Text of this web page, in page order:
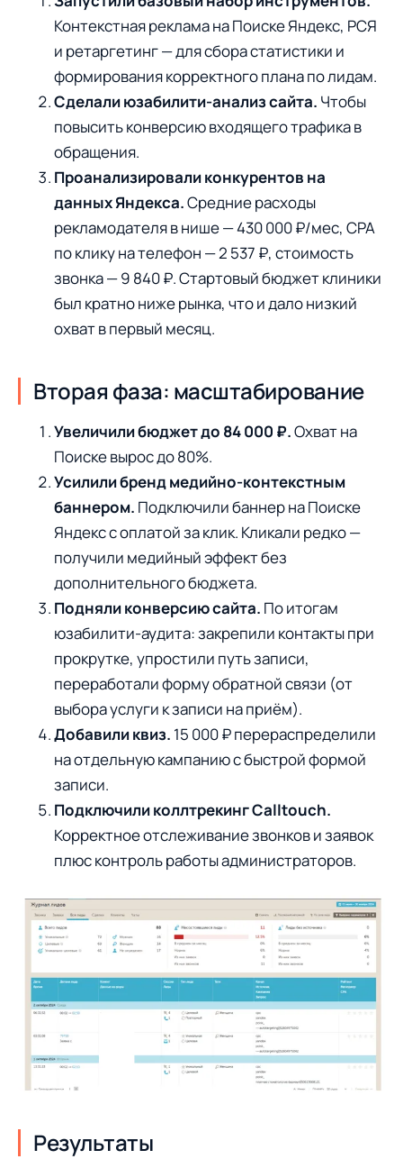
Контекстная реклама на Поиске Яндекс, РСЯ
и ретаргетинг — для сбора статистики и
формирования корректного плана по лидам.
Сделали юзабилити-анализ сайта. Чтобы
повысить конверсию входящего трафика в
обращения.
Проанализировали конкурентов на
данных Яндекса.Средние расходы
рекламодателя в нише — 430 000 ₽/мес, CPA
по клику на телефон — 2 537 ₽, стоимость
звонка — 9 840 ₽. Стартовый бюджет клиники
был кратно ниже рынка, что и дало низкий
охват в первый месяц.
Вторая фаза: масштабирование
Увеличили бюджет до 84 000 ₽.Охват на
Поиске вырос до 80%.
Усилили бренд медийно-контекстным
баннером. Подключили баннер на Поиске
Яндекс с оплатой за клик. Кликали редко —
получили медийный эффект без
дополнительного бюджета.
Подняли конверсию сайта. По итогам
юзабилити-аудита: закрепили контакты при
прокрутке, упростили путь записи,
переработали форму обратной связи (от
выбора услуги к записи на приём).
Добавили квиз. 15 000 ₽ перераспределили
на отдельную кампанию с быстрой формой
записи.
Подключили коллтрекинг Calltouch.
Корректное отслеживание звонков и заявок
плюс контроль работы администраторов.
Результаты